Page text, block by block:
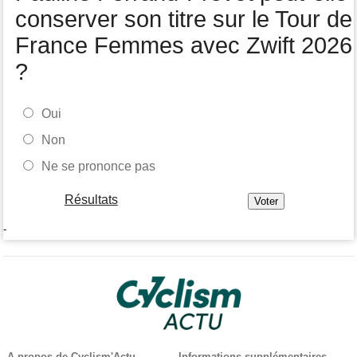
conserver son titre sur le Tour de
France Femmes avec Zwift 2026
?
Oui
Non
Ne se prononce pas
Résultats
-